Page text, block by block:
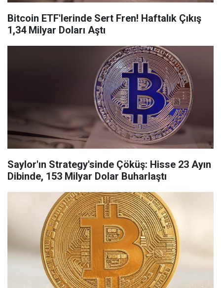
Bitcoin ETF'lerinde Sert Fren! Haftalık Çıkış
1,34 Milyar Doları Aştı
Saylor'ın Strategy'sinde Çöküş: Hisse 23 Ayın
Dibinde, 153 Milyar Dolar Buharlaştı